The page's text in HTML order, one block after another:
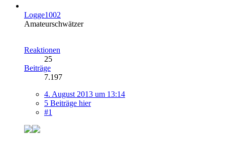
Logge1002
Amateurschwätzer
Reaktionen
25
Beiträge
7.197
4. August 2013 um 13:14
5 Beiträge hier
#1